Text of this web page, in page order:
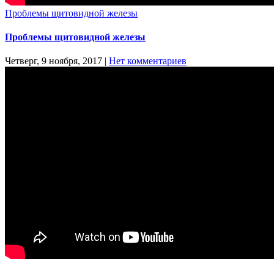
Проблемы щитовидной железы
Проблемы щитовидной железы
Четверг, 9 ноября, 2017 | Нет комментариев